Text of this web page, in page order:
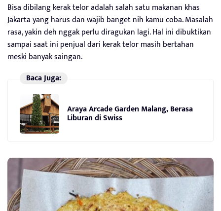
Bisa dibilang kerak telor adalah salah satu makanan khas
Jakarta yang harus dan wajib banget nih kamu coba. Masalah
rasa, yakin deh nggak perlu diragukan lagi. Hal ini dibuktikan
sampai saat ini penjual dari kerak telor masih bertahan
meski banyak saingan.
Baca Juga:
Araya Arcade Garden Malang, Berasa
Liburan di Swiss